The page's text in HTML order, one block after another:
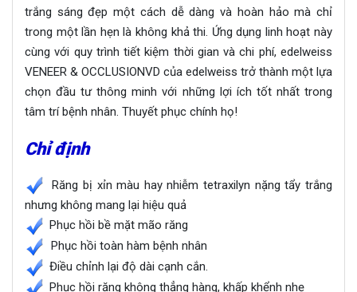
trắng sáng đẹp một cách dễ dàng và hoàn hảo mà chỉ
trong một lần hẹn là không khả thi. Ứng dụng linh hoạt này
cùng với quy trình tiết kiệm thời gian và chi phí, edelweiss
VENEER & OCCLUSIONVD của edelweiss trở thành một lựa
chọn đầu tư thông minh với những lợi ích tốt nhất trong
tâm trí bệnh nhân. Thuyết phục chính họ!
Chỉ định
Răng bị xỉn màu hay nhiễm tetraxilyn nặng tẩy trắng
nhưng không mang lại hiệu quả
Phục hồi bề mặt mão răng
Phục hồi toàn hàm bệnh nhân
Điều chỉnh lại độ dài cạnh cắn.
Phục hồi răng không thẳng hàng, khấp khểnh nhẹ